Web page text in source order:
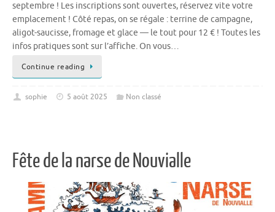
septembre ! Les inscriptions sont ouvertes, réservez vite votre
emplacement ! Côté repas, on se régale : terrine de campagne,
aligot-saucisse, fromage et glace — le tout pour 12 € ! Toutes les
infos pratiques sont sur l’affiche. On vous…
Continue reading
sophie 5 août 2025 Non classé
Fête de la narse de Nouvialle